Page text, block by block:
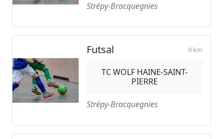
Strépy-Bracquegnies
Futsal 0 km
TC WOLF HAINE-SAINT-
PIERRE
Strépy-Bracquegnies